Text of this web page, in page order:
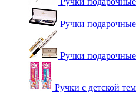
Ручки
Ручки
Ручки с детской